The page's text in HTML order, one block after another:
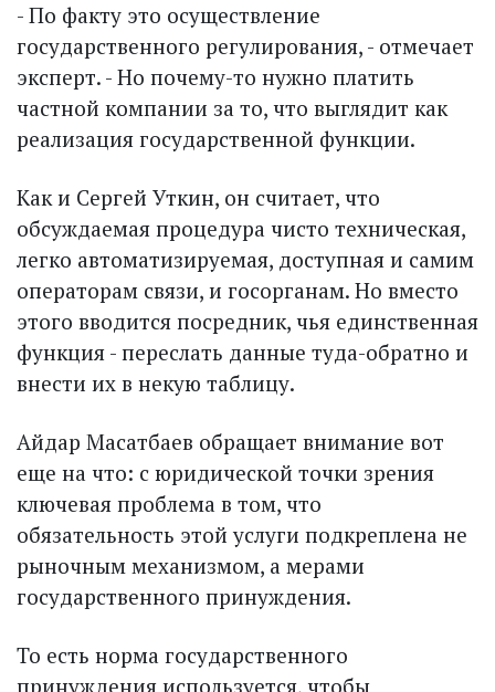
- По факту это осуществление
государственного регулирования, - отмечает
эксперт. - Но почему-то нужно платить
частной компании за то, что выглядит как
реализация государственной функции.
Как и Сергей Уткин, он считает, что
обсуждаемая про­цедура чисто техническая,
легко автоматизируемая, доступная и самим
операторам связи, и госорганам. Но вместо
этого вводится посредник, чья единственная
функция - переслать данные туда-обратно и
внести их в некую таблицу.
Айдар Масатбаев обращает внимание вот
еще на что: с юридической точки зрения
ключевая проблема в том, что
обязательность этой услуги подкреплена не
рыночным механизмом, а мерами
государственного принуждения.
То есть норма государственного
принуждения используется, чтобы